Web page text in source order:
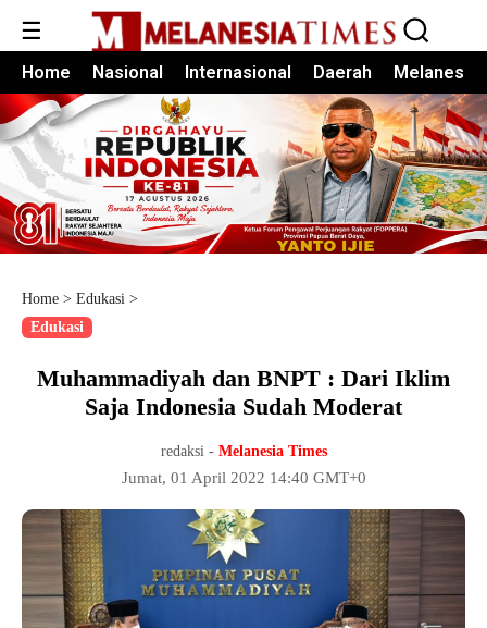
☰
Home Nasional Internasional Daerah Melanesia
Home > Edukasi >
Edukasi
Muhammadiyah dan BNPT : Dari Iklim
Saja Indonesia Sudah Moderat
redaksi - Melanesia Times
Jumat, 01 April 2022 14:40 GMT+0